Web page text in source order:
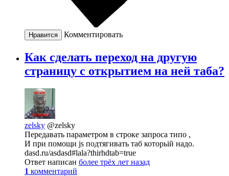
Нравится Комментировать
Как сделать переход на другую
страницу с открытием на ней таба?
zelsky @zelsky
Передавать параметром в строке запроса типо ,
И при помощи js подтягивать таб которьій надо.
dasd.ru/asdasd#lala?thirhdtab=true
Ответ написан более трёх лет назад
1 комментарий